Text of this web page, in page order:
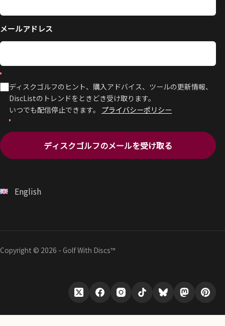
メールアドレス
ディスクゴルフのヒント、購入アドバイス、ツールの更新情報、
DiscListのトレンドをときどき受け取ります。
いつでも配信停止できます。 プライバシーポリシー
ディスクゴルフのメールを受け取る
English
Copyright © 2026 - Golf With Discs™